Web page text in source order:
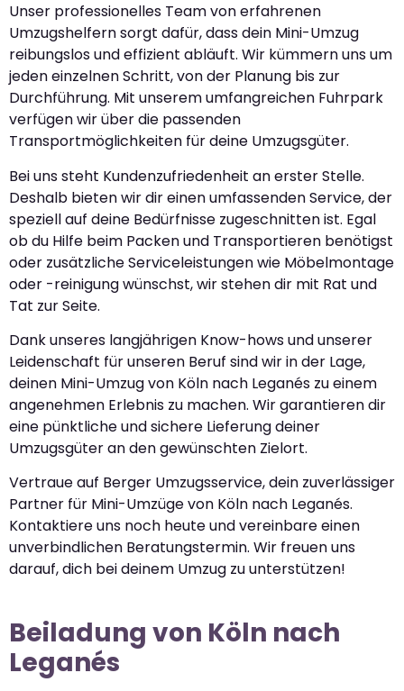
Unser professionelles Team von erfahrenen
Umzugshelfern sorgt dafür, dass dein Mini-Umzug
reibungslos und effizient abläuft. Wir kümmern uns um
jeden einzelnen Schritt, von der Planung bis zur
Durchführung. Mit unserem umfangreichen Fuhrpark
verfügen wir über die passenden
Transportmöglichkeiten für deine Umzugsgüter.
Bei uns steht Kundenzufriedenheit an erster Stelle.
Deshalb bieten wir dir einen umfassenden Service, der
speziell auf deine Bedürfnisse zugeschnitten ist. Egal
ob du Hilfe beim Packen und Transportieren benötigst
oder zusätzliche Serviceleistungen wie Möbelmontage
oder -reinigung wünschst, wir stehen dir mit Rat und
Tat zur Seite.
Dank unseres langjährigen Know-hows und unserer
Leidenschaft für unseren Beruf sind wir in der Lage,
deinen Mini-Umzug von Köln nach Leganés zu einem
angenehmen Erlebnis zu machen. Wir garantieren dir
eine pünktliche und sichere Lieferung deiner
Umzugsgüter an den gewünschten Zielort.
Vertraue auf Berger Umzugsservice, dein zuverlässiger
Partner für Mini-Umzüge von Köln nach Leganés.
Kontaktiere uns noch heute und vereinbare einen
unverbindlichen Beratungstermin. Wir freuen uns
darauf, dich bei deinem Umzug zu unterstützen!
Beiladung von Köln nach
Leganés